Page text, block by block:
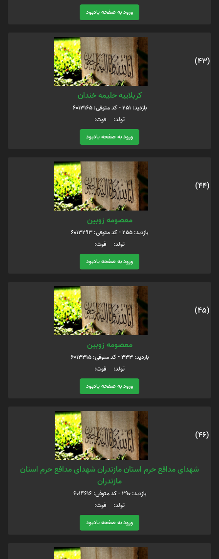
ورود به صفحه یادبود
(43)
کربلاییه حلیمه خندان
بازدید: 251 - کد متوفی: 6013165
تولد: فوت:
ورود به صفحه یادبود
(44)
معصومه زوبین
بازدید: 255 - کد متوفی: 6013293
تولد: فوت:
ورود به صفحه یادبود
(45)
معصومه زوبین
بازدید: 333 - کد متوفی: 6013315
تولد: فوت:
ورود به صفحه یادبود
(46)
شهدای مدافع حرم استان مازندران شهدای مدافع حرم استان
مازندران
بازدید: 290 - کد متوفی: 6014616
تولد: فوت:
ورود به صفحه یادبود